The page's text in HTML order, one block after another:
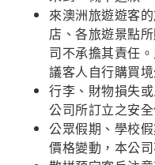
來澳洲旅遊遊客
店、各旅遊景點
司不承擔其責任
議客人自行購買
行李、財物損失
公司所訂立之安
公眾假期、學校
價格變動，本公